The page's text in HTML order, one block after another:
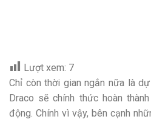
Lượt xem: 7
Chỉ còn thời gian ngắn nữa là
Draco sẽ chính thức hoàn
động. Chính vì vậy, bên cạnh